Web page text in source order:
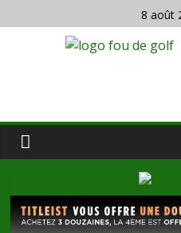
8 août